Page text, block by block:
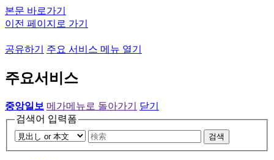
본문 바로가기
이전 페이지로 가기
공유하기 주요 서비스 메뉴 열기
주요서비스
중앙일보 메가메뉴로 돌아가기
닫기
검색어 입력폼
검색